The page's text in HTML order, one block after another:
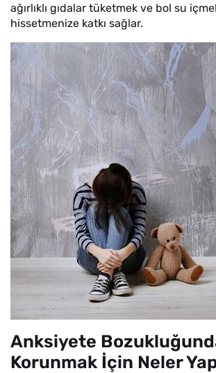
ağırlıklı gıdalar tüketmek ve bol su
hissetmenize katkı sağlar.
Anksiyete
Korunmak İçin Neler